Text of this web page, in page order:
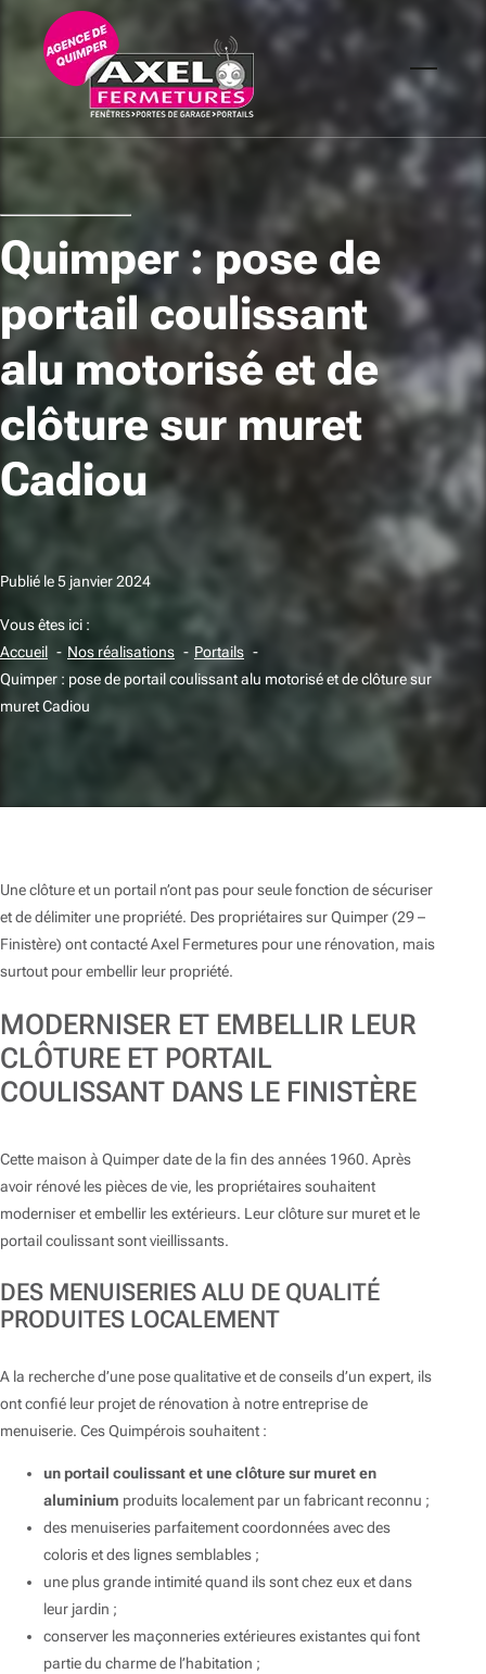
Quimper : pose de
portail coulissant
alu motorisé et de
clôture sur muret
Cadiou
Publié le5 janvier 2024
Vous êtes ici :
Accueil
Nos réalisations
Portails
Quimper : pose de portail coulissant alu motorisé et de clôture sur
muret Cadiou
Une clôture et un portail n’ont pas pour seule fonction de sécuriser
et de délimiter une propriété. Des propriétaires sur Quimper (29 –
Finistère) ont contacté Axel Fermetures pour une rénovation, mais
surtout pour embellir leur propriété.
MODERNISER ET EMBELLIR LEUR
CLÔTURE ET PORTAIL
COULISSANT DANS LE FINISTÈRE
Cette maison à Quimper date de la fin des années 1960. Après
avoir rénové les pièces de vie, les propriétaires souhaitent
moderniser et embellir les extérieurs. Leur clôture sur muret et le
portail coulissant sont vieillissants.
DES MENUISERIES ALU DE QUALITÉ
PRODUITES LOCALEMENT
A la recherche d’une pose qualitative et de conseils d’un expert, ils
ont confié leur projet de rénovation à notre entreprise de
menuiserie. Ces Quimpérois souhaitent :
un portail coulissant et une clôture sur muret en
aluminium produits localement par un fabricant reconnu ;
des menuiseries parfaitement coordonnées avec des
coloris et des lignes semblables ;
une plus grande intimité quand ils sont chez eux et dans
leur jardin ;
conserver les maçonneries extérieures existantes qui font
partie du charme de l’habitation ;